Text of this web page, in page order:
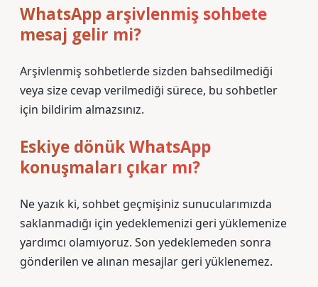
WhatsApp arşivlenmiş sohbete
mesaj gelir mi?
Arşivlenmiş sohbetlerde sizden bahsedilmediği
veya size cevap verilmediği sürece, bu sohbetler
için bildirim almazsınız.
Eskiye dönük WhatsApp
konuşmaları çıkar mı?
Ne yazık ki, sohbet geçmişiniz sunucularımızda
saklanmadığı için yedeklemenizi geri yüklemenize
yardımcı olamıyoruz. Son yedeklemeden sonra
gönderilen ve alınan mesajlar geri yüklenemez.